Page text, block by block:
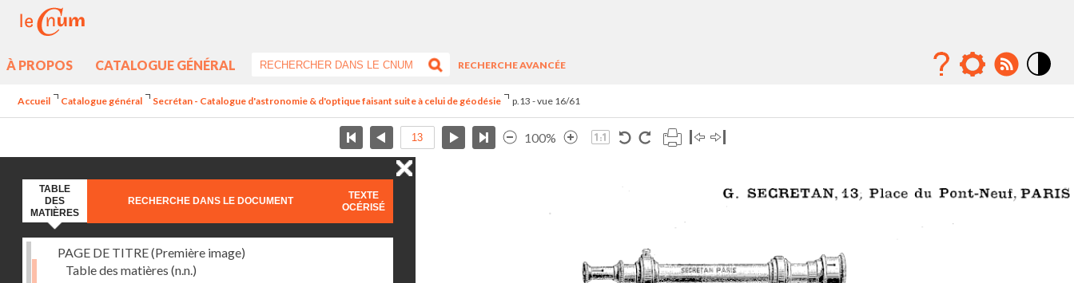
À PROPOS CATALOGUE GÉNÉRAL
RECHERCHE AVANCÉE
Accueil Catalogue général Secrétan - Catalogue d'astronomie & d'optique faisant suite à celui de géodésie p.13 - vue 16/61
100%
TABLE
DES
MATIÈRES
RECHERCHE DANS LE DOCUMENT
TEXTE
OCÉRISÉ
PAGE DE TITRE (Première image)
Table des matières (n.n.)